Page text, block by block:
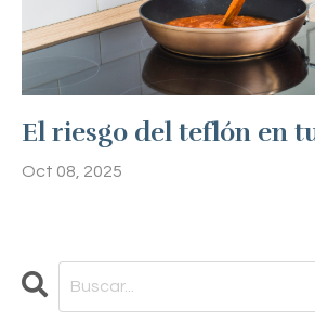
El riesgo del teflón en
Oct 08, 2025